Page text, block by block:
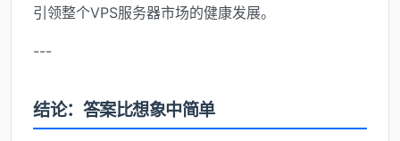
引领整个VPS服务器市场的健康发展。
---
结论：答案比想象中简单